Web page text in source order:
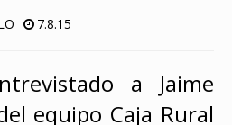
7.8.15
a Jaime
equipo Caja Rural